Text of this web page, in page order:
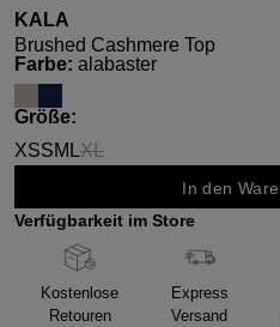
KALA
Brushed Cashmere Top
Farbeauswählen
: alabaster
Größeauswählen
:
XSSM LXL
(Diese Option ist zurzeit
In den
Verfügbarkeit im Store
Kostenlose
Retouren
Express
Versand